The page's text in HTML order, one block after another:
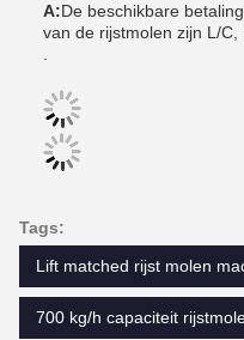
A:De beschikbare
van de rijstmolen zijn L/C,
Tags:
Lift matched rijst molen
700 kg/h capaciteit